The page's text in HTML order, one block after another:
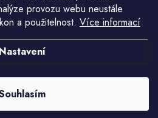
provozu webu neustále
a použitelnost. Více informací
Nastavení